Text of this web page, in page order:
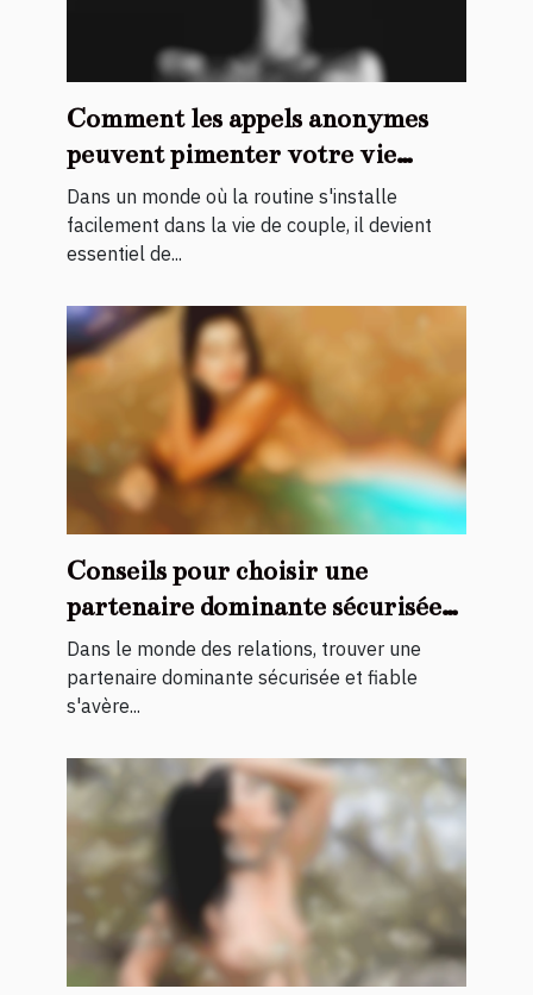
Comment les appels anonymes
peuvent pimenter votre vie
intime ?
Dans un monde où la routine s'installe
facilement dans la vie de couple, il devient
essentiel de...
Conseils pour choisir une
partenaire dominante sécurisée
et fiable
Dans le monde des relations, trouver une
partenaire dominante sécurisée et fiable
s'avère...